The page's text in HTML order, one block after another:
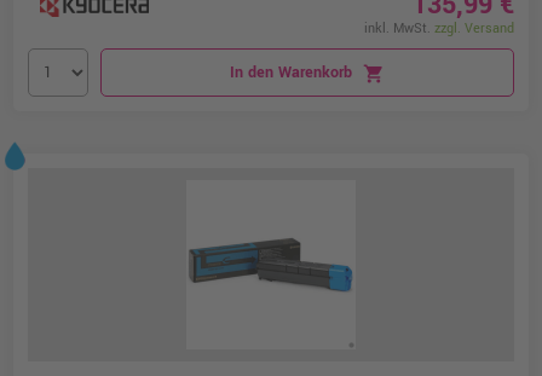
inkl. MwSt. zzgl. Versand
In den Warenkorb shopping_cart